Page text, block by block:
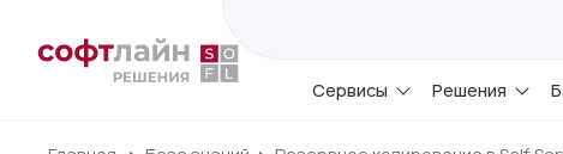
Сервисы Решения